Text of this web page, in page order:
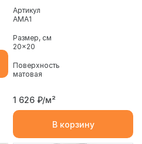
Артикул
AMA1
Размер, см
20x20
Поверхность
матовая
1 626 ₽/м²
В корзину